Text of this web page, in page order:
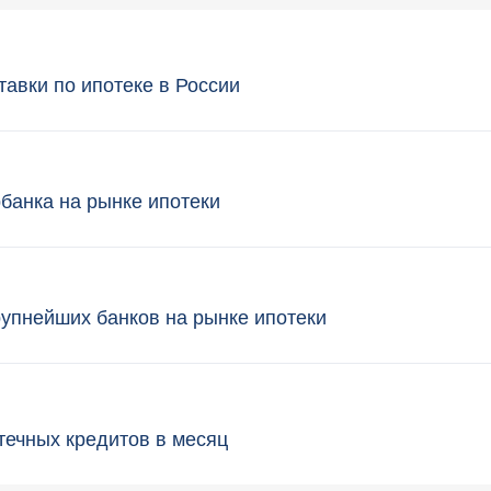
по ипотеке в России
на рынке ипотеки
банков на рынке ипотеки
кредитов в месяц